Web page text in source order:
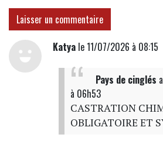
Laisser un commentaire
Katyale 11/07/2026 à 08:15
Pays de cinglés
à 06h53
CASTRATION
OBLIGATOIRE ET